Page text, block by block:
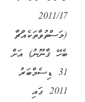
2011/17
(މަސްތުވާތަކެއްޗާ
ބެހޭ ޤާނޫނު) އަށް
31 ޑިސެމްބަރު
2011 ގައި